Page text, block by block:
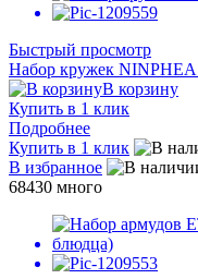
Быстрый просмотр
Набор кружек
В корзину
Купить в 1 клик
Подробнее
Купить в 1 клик
В избранное
68430 много